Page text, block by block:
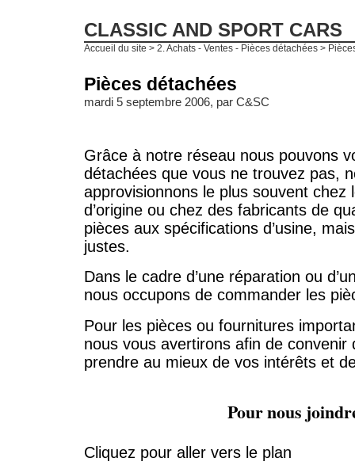
CLASSIC AND SPORT CARS
Accueil du site > 2. Achats - Ventes - Pièces détachées >
Pièces détachées
mardi 5 septembre 2006, par C&SC
Grâce à notre réseau nous pouvons
détachées que vous ne trouvez pas,
approvisionnons le plus souvent chez
d’origine ou chez des fabricants de
pièces aux spécifications d’usine,
justes.
Dans le cadre d’une réparation ou
nous occupons de commander les
Pour les pièces ou fournitures
nous vous avertirons afin de convenir
prendre au mieux de vos intérêts et de
Pour nous
Cliquez pour aller vers le plan